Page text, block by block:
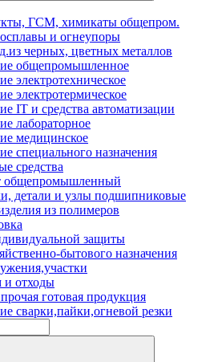
ГСМ, химикаты общепром.
и огнеупоры
черных, цветных металлов
общепромышленное
электротехническое
электротермическое
IT и средства автоматизации
лабораторное
медицинское
специального назначения
средства
общепромышленный
детали и узлы подшипниковые
из полимеров
защиты
бытового назначения
и отходы
готовая продукция
сварки,пайки,огневой резки